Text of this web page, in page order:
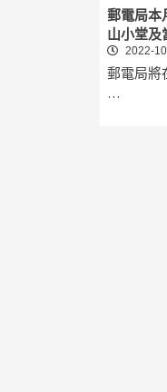
郵電局本
山小堂及
2022-
郵電局將
…